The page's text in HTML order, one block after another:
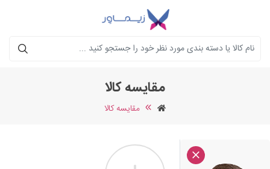
جستجو
مقایسه کالا
مقایسه کالا